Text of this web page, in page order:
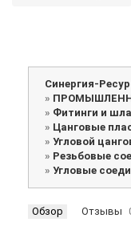
Синергия-
»
» Фитинги и
» Цанговые
» Угловой
» Резьбовые
» Угловые
Обзор Отзывы